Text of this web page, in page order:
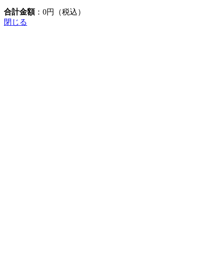
合計金額： 0円（税込）
閉じる